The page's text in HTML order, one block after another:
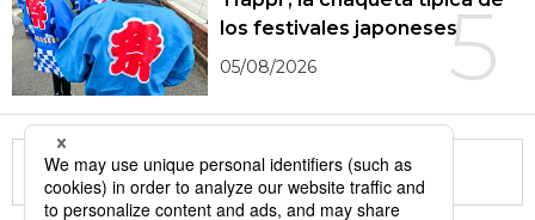
5
los festivales japoneses
05/08/2026
More in this series